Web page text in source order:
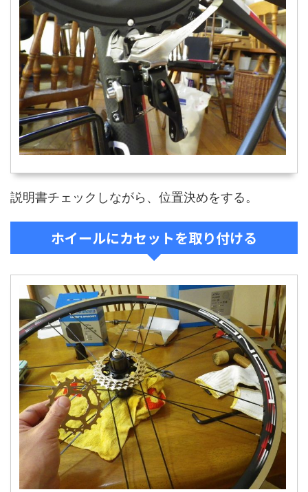
説明書チェックしながら、位置決めをする。
ホイールにカセットを取り付ける